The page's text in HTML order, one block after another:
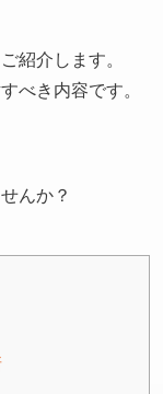
紹介します。
べき内容です。
んか？